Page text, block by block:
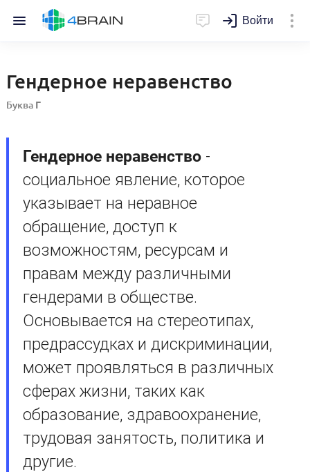
Войти
Гендерное неравенство
Буква Г
Гендерное неравенство-
социальное явление, которое
указывает на неравное
обращение, доступ к
возможностям, ресурсам и
правам между различными
гендерами в обществе.
Основывается на стереотипах,
предрассудках и дискриминации,
может проявляться в различных
сферах жизни, таких как
образование, здравоохранение,
трудовая занятость, политика и
другие.